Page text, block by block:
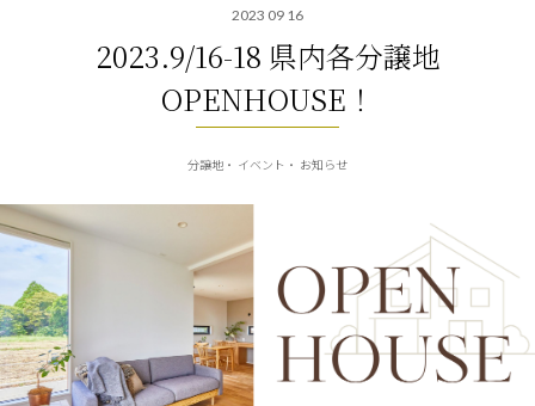
2023 09 16
2023.9/16-18 県内各分譲地
OPENHOUSE！
分譲地 イベント お知らせ